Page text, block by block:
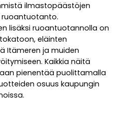
ilmastopäästöjen
lisäksi ruoantuotannolla on
eläinten
Itämeren ja muiden
Kaikkia näitä
pienentää puolittamalla
osuus kaupungin